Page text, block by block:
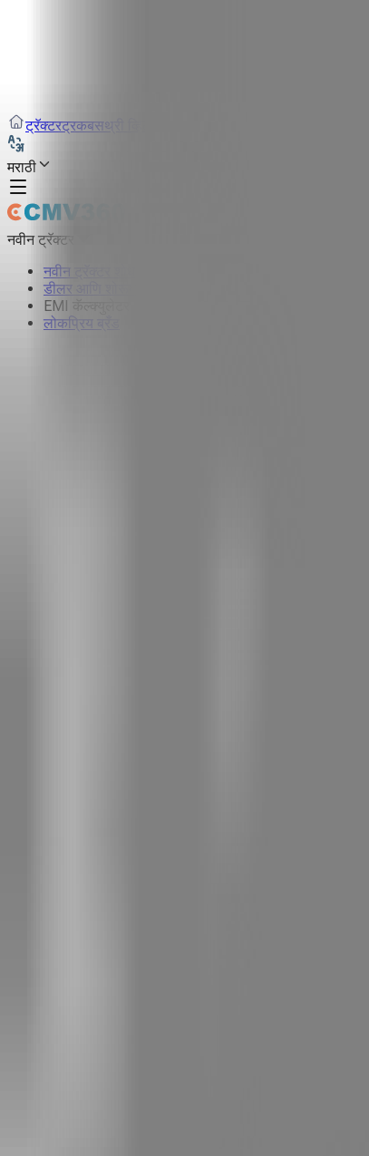
ट्रॅक्टरट्रकबसथ्री व्हिलर
मराठी
नवीन ट्रॅक्टर
नवीन ट्रॅक्टर शोधा
डीलर आणि शोरूम
EMI कॅल्क्युलेटर
लोकप्रिय ब्रँड